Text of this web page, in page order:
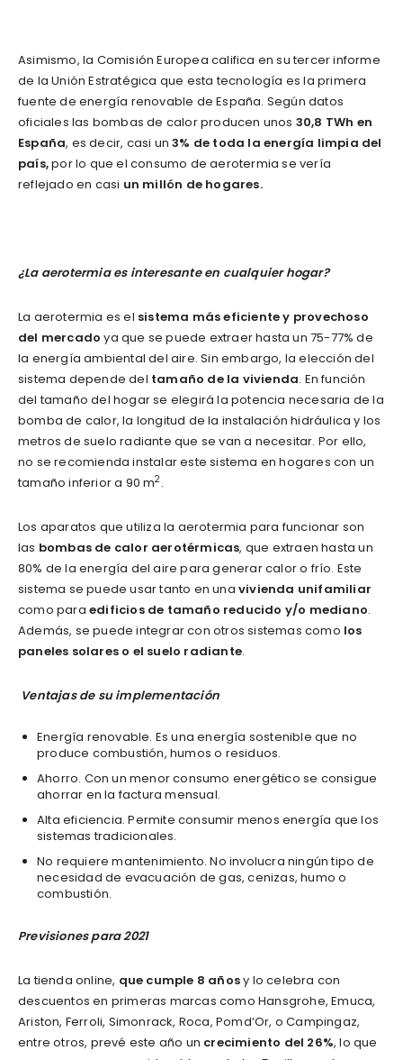
Asimismo, la Comisión Europea califica en su tercer informe
de la Unión Estratégica que esta tecnología es la primera
fuente de energía renovable de España. Según datos
oficiales las bombas de calor producen unos 30,8 TWh en
España, es decir, casi un3% de toda la energía limpia del
país,por lo que el consumo de aerotermia se vería
reflejado en casi un millón de hogares.
¿La aerotermia es interesante en cualquier hogar?
La aerotermia es el sistema más eficiente y provechoso
del mercado ya que se puede extraer hasta un 75-77% de
la energía ambiental del aire. Sin embargo, la elección del
sistema depende del tamaño de la vivienda. En función
del tamaño del hogar se elegirá la potencia necesaria de la
bomba de calor, la longitud de la instalación hidráulica y los
metros de suelo radiante que se van a necesitar. Por ello,
no se recomienda instalar este sistema en hogares con un
tamaño inferior a 90 m2.
Los aparatos que utiliza la aerotermia para funcionar son
las bombas de calor aerotérmicas, que extraen hasta un
80% de la energía del aire para generar calor o frío. Este
sistema se puede usar tanto en una vivienda unifamiliar
como para edificios de tamaño reducido y/o mediano.
Además, se puede integrar con otros sistemas como los
paneles solares o el suelo radiante.
Ventajas de su implementación
Energía renovable. Es una energía sostenible que no
produce combustión, humos o residuos.
Ahorro. Con un menor consumo energético se consigue
ahorrar en la factura mensual.
Alta eficiencia. Permite consumir menos energía que los
sistemas tradicionales.
No requiere mantenimiento. No involucra ningún tipo de
necesidad de evacuación de gas, cenizas, humo o
combustión.
Previsiones para 2021
La tienda online, que cumple 8 añosy lo celebra con
descuentos en primeras marcas como Hansgrohe, Emuca,
Ariston, Ferroli, Simonrack, Roca, Pomd’Or, o Campingaz,
entre otros, prevé este año un crecimiento del 26%, lo que